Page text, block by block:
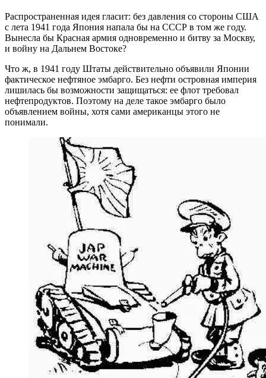
Распространенная идея гласит: без давления со стороны США
с лета 1941 года Япония напала бы на СССР в том же году.
Вынесла бы Красная армия одновременно и битву за Москву,
и войну на Дальнем Востоке?
Что ж, в 1941 году Штаты действительно объявили Японии
фактическое нефтяное эмбарго. Без нефти островная империя
лишилась бы возможности защищаться: ее флот требовал
нефтепродуктов. Поэтому на деле такое эмбарго было
объявлением войны, хотя сами американцы этого не
понимали.